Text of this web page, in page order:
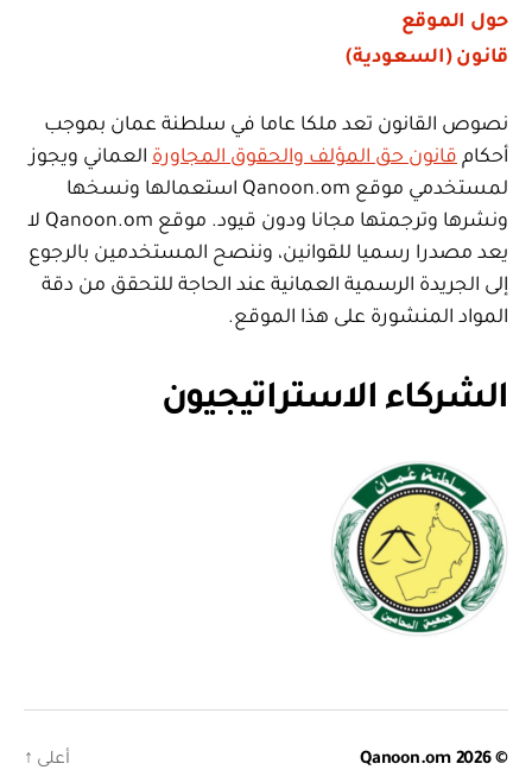
حول الموقع
قانون (السعودية)
نصوص القانون تعد ملكا عاما في سلطنة عمان بموجب
أحكام قانون حق المؤلف والحقوق المجاورة العماني ويجوز
لمستخدمي موقع Qanoon.om استعمالها ونسخها
ونشرها وترجمتها مجانا ودون قيود. موقع Qanoon.om لا
يعد مصدرا رسميا للقوانين، وننصح المستخدمين بالرجوع
إلى الجريدة الرسمية العمانية عند الحاجة للتحقق من دقة
المواد المنشورة على هذا الموقع.
الشركاء الاستراتيجيون
© 2026
Qanoon.om أعلى ↑